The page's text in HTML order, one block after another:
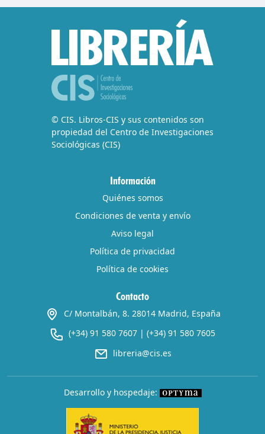
© CIS. Libros-CIS y sus contenidos son
propiedad del Centro de Investigaciones
Sociológicas (CIS)
Información
Quiénes somos
Condiciones de venta y envío
Aviso legal
Política de privacidad
Política de cookies
Contacto
C/ Montalbán, 8. 28014 Madrid, España
(+34) 91 580 7607 | (+34) 91 580 7605
libreria@cis.es
Desarrollo y hospedaje: